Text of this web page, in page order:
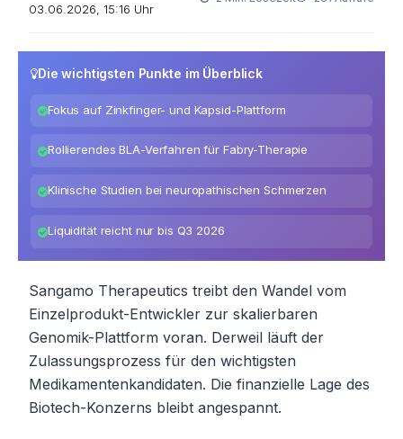
03.06.2026, 15:16 Uhr
Die wichtigsten Punkte im Überblick
Fokus auf Zinkfinger- und Kapsid-Plattform
Rollierendes BLA-Verfahren für Fabry-Therapie
Klinische Studien bei neuropathischen Schmerzen
Liquidität reicht nur bis Q3 2026
Sangamo Therapeutics treibt den Wandel vom
Einzelprodukt-Entwickler zur skalierbaren
Genomik-Plattform voran. Derweil läuft der
Zulassungsprozess für den wichtigsten
Medikamentenkandidaten. Die finanzielle Lage des
Biotech-Konzerns bleibt angespannt.